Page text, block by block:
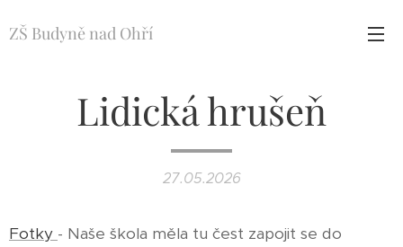
ZŠ Budyně nad Ohří
Lidická hrušeň
27.05.2026
Fotky - Naše škola měla tu čest zapojit se do